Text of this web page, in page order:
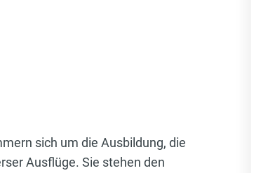
sich um die Ausbildung, die
Ausflüge. Sie stehen den